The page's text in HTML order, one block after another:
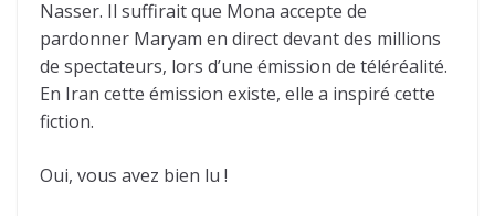
Nasser. Il suffirait que Mona accepte de
pardonner Maryam en direct devant des millions
de spectateurs, lors d’une émission de téléréalité.
En Iran cette émission existe, elle a inspiré cette
fiction.
Oui, vous avez bien lu !